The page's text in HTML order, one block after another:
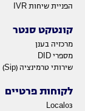
הפניית שיחות IVR
קונטקט סנטר
מרכזיה בענן
מספרי DID
שירותי טרמינציה (Sip)
לקוחות פרטיים
Local03